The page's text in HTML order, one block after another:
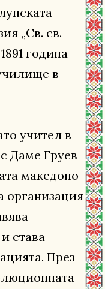
„Св. св.
година
в
учител в
Даме Груев
македоно-
организация
става
През